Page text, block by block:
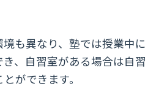
も異なり、塾では授業中に
、自習室がある場合は自習
ができます。